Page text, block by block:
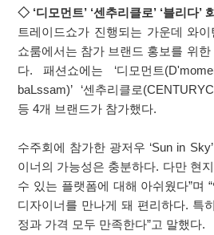
◇ ‘디모먼트’ ‘센추리클로’ ‘블리다’
트레이드쇼가 진행되는 가운데 와
쇼룸에서는 참가 브랜드 홍보를 위
다. 패션쇼에는 ‘디모먼트
baLssam)’ ‘센추리클로
등 4개 브랜드가 참가했다.
수주회에 참가한 광저우 ‘Sun in
이너의 가능성은 충분하다. 다만 현
수 있는 플랫폼에 대해 아쉬웠다”며
디자이너를 만나게 돼 편리하다. 특
정과 가격 모두 만족한다”고 말했다.